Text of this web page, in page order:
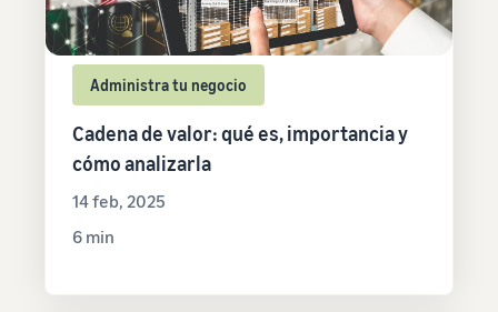
Administra tu negocio
Cadena de valor: qué es, importancia y
cómo analizarla
14 feb, 2025
6 min